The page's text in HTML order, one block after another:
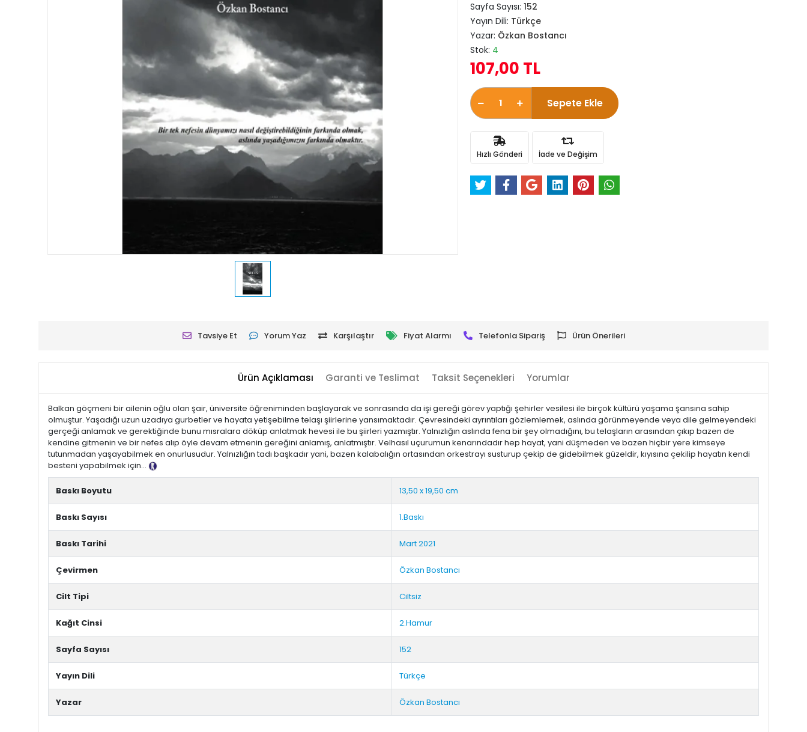
Sayfa Sayısı: 152
Yayın Dili: Türkçe
Yazar: Özkan Bostancı
Stok: 4
107,00 TL
Sepete Ekle
Hızlı Gönderi İade ve Değişim
Tavsiye Et Yorum Yaz Karşılaştır Fiyat Alarmı Telefonla Sipariş Ürün Önerileri
Ürün Açıklaması Garanti ve Teslimat Taksit Seçenekleri Yorumlar
Balkan göçmeni bir ailenin oğlu olan şair, üniversite öğreniminden başlayarak ve sonrasında da işi gereği görev yaptığı şehirler vesilesi ile birçok kültürü yaşama şansına sahip
olmuştur. Yaşadığı uzun uzadıya gurbetler ve hayata yetişebilme telaşı şiirlerine yansımaktadır. Çevresindeki ayrıntıları gözlemlemek, aslında görünmeyende veya dile gelmeyendeki
gerçeği anlamak ve gerektiğinde bunu mısralara döküp anlatmak hevesi ile bu şiirleri yazmıştır. Yalnızlığın aslında fena bir şey olmadığını, bu telaşların arasından çıkıp bazen de
kendine gitmenin ve bir nefes alıp öyle devam etmenin gereğini anlamış, anlatmıştır. Velhasıl uçurumun kenarındadır hep hayat, yani düşmeden ve bazen hiçbir yere kimseye
tutunmadan yaşayabilmek en onurlusudur. Yalnızlığın tadı başkadır yani, bazen kalabalığın ortasından orkestrayı susturup çekip de gidebilmek güzeldir, kıyısına çekilip hayatın kendi
besteni yapabilmek için…
Tanıtım Metni
Baskı Boyutu 13,50 x 19,50 cm
Baskı Sayısı 1.Baskı
Baskı Tarihi Mart 2021
Çevirmen Özkan Bostancı
Cilt Tipi Ciltsiz
Kağıt Cinsi 2.Hamur
Sayfa Sayısı 152
Yayın Dili Türkçe
Yazar Özkan Bostancı